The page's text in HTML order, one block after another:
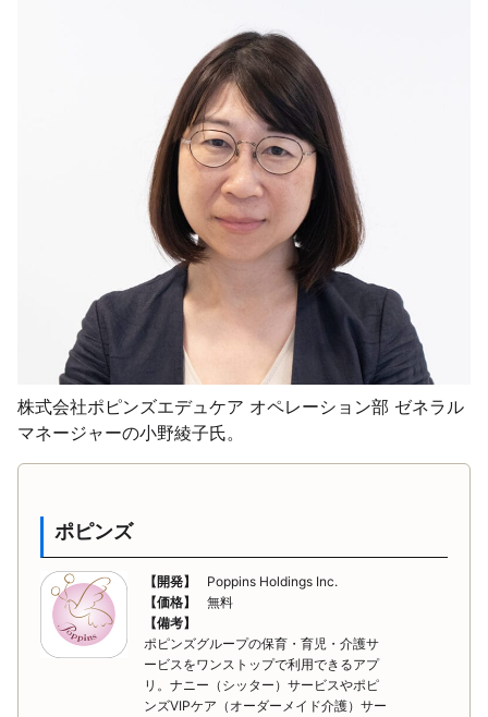
株式会社ポピンズエデュケア オペレーション部 ゼネラル
マネージャーの小野綾子氏。
ポピンズ
【開発】
Poppins Holdings Inc.
【価格】
無料
【備考】
ポピンズグループの保育・育児・介護サ
ービスをワンストップで利用できるアプ
リ。ナニー（シッター）サービスやポピ
ンズVIPケア（オーダーメイド介護）サー